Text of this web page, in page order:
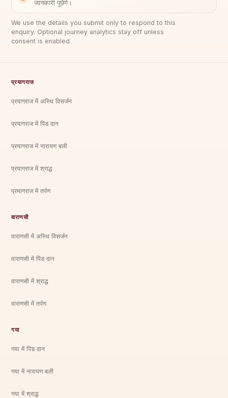
जानकारी पूछेंगे।
We use the details you submit only to respond to this
enquiry. Optional journey analytics stay off unless
consent is enabled.
प्रयागराज
प्रयागराज में अस्थि विसर्जन
प्रयागराज में पिंड दान
प्रयागराज में नारायण बली
प्रयागराज में श्राद्ध
प्रयागराज में तर्पण
वाराणसी
वाराणसी में अस्थि विसर्जन
वाराणसी में पिंड दान
वाराणसी में श्राद्ध
वाराणसी में तर्पण
गया
गया में पिंड दान
गया में नारायण बली
गया में श्राद्ध